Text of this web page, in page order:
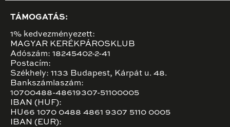
TÁMOGATÁS:
1% kedvezményezett:
MAGYAR KERÉKPÁROSKLUB
Adószám: 18245402-2-41
Postacím:
Székhely: 1133 Budapest, Kárpát u. 48.
Bankszámlaszám:
10700488-48619307-51100005
IBAN (HUF):
HU66 1070 0488 4861 9307 5110 0005
IBAN (EUR):